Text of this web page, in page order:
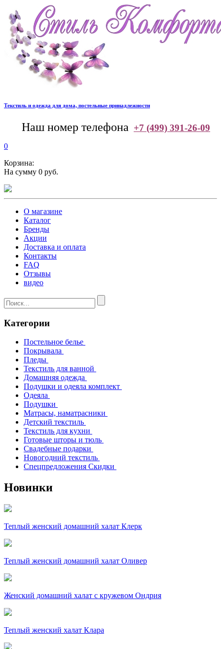
Текстиль и одежда для дома, постельные принадлежности
Наш номер телефона +7 (499) 391-26-09
0
Корзина:
На сумму 0 руб.
О магазине
Каталог
Бренды
Акции
Доставка и оплата
Контакты
FAQ
Отзывы
видео
Категории
Постельное белье
Покрывала
Пледы
Текстиль для ванной
Домашняя одежда
Подушки и одеяла комплект
Одеяла
Подушки
Матрасы, наматрасники
Детский текстиль
Текстиль для кухни
Готовые шторы и тюль
Свадебные подарки
Новогодний текстиль
Спецпредложения Скидки
Новинки
Теплый женский домашний халат Клерк
Теплый женский домашний халат Оливер
Женский домашний халат с кружевом Ондрия
Теплый женский халат Клара